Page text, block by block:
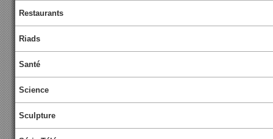
Restaurants
Riads
Santé
Science
Sculpture